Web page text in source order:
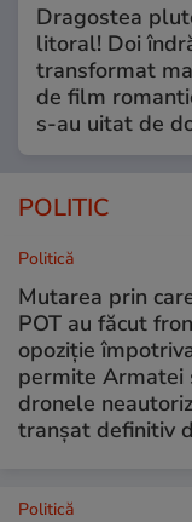
Dragostea
litoral! Doi
transformat
de film
s-au uitat de
POLITIC
Politică
Mutarea prin
POT au făcut
opoziție
permite Armatei
dronele
tranșat definitiv
Politică